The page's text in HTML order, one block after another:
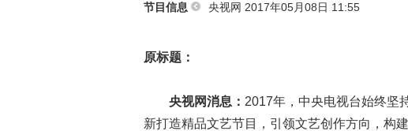
节目信息 央视网 2017年05月08日 11:55
原标题：
央视网消息： 2017年，中央电视台始终坚
新打造精品文艺节目，引领文艺创作方向，构建